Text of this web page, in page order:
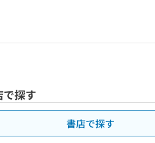
で探す
書店で探す